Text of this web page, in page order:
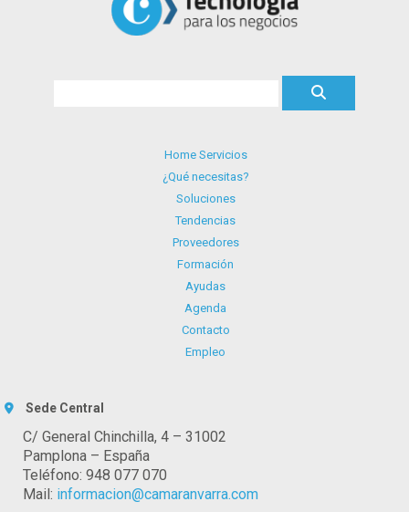
Home Servicios
¿Qué necesitas?
Soluciones
Tendencias
Proveedores
Formación
Ayudas
Agenda
Contacto
Empleo
Sede Central
C/ General Chinchilla, 4 – 31002
Pamplona – España
Teléfono: 948 077 070
Mail: informacion@camaranvarra.com